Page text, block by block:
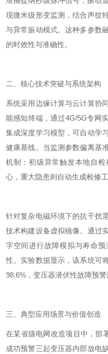
现微米级形变监测，结合声纹
与异常振动模式。这种多参数
的时效性与准确性。
二、核心技术突破与系统架构
系统采用边缘计算与云计算协
能感知终端，通过4G/5G专网
集成深度学习模型，可自动学
健康基线。当监测参数偏离基
机制：初级异常触发本地自
心，重大隐患则自动生成检修
针对复杂电磁环境下的抗干扰
技术构建设备虚拟镜像。通过
字空间进行故障模拟与寿命
性。实验数据显示，该系统可
98.6% ，变压器潜伏性故障预
三、典型应用场景与价值创造
在某省级电网改造项目中，部
成功预警三起变压器内部放电